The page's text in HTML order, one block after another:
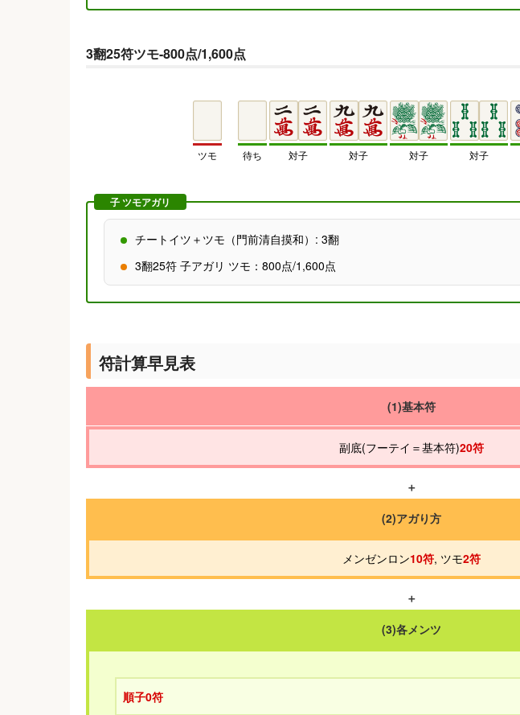
3翻25符ツモ-800点/1,600点
ツモ 待ち 対子 対子 対子 対子
子 ツモアガリ
チートイツ＋ツモ（門前清自摸和）: 3翻
3翻25符 子アガリ ツモ：800点/1,600点
符計算早見表
(1)基本符
副底(フーテイ＝基本符)20符
＋
(2)アガり方
メンゼンロン10符, ツモ2符
＋
(3)各メンツ
順子0符